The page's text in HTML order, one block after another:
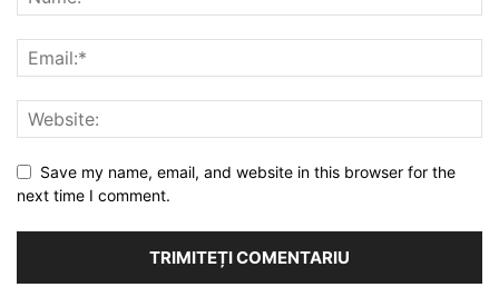
Save my name, email, and website in this browser for the
next time I comment.